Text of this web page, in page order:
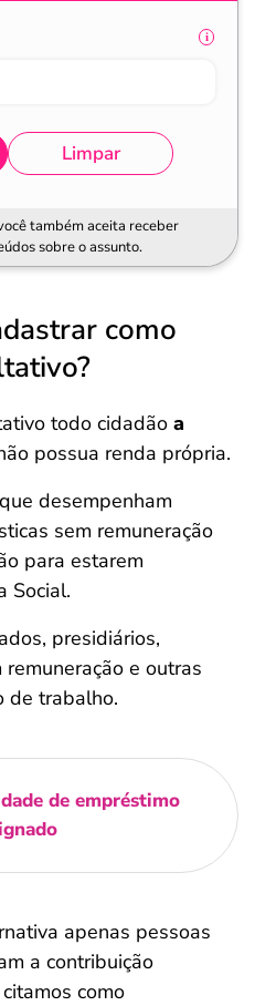
Limpar
também aceita receber
sobre o assunto.
como
todo cidadão a
possua renda própria.
desempenham
sem remuneração
para estarem
Social.
presidiários,
e outras
de trabalho.
de empréstimo
apenas pessoas
a contribuição
como